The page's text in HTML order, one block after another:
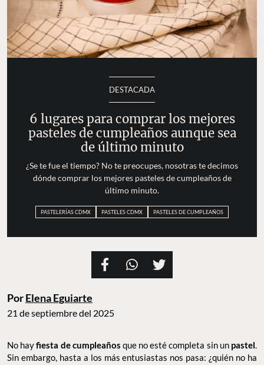
DESTACADA
6 lugares para comprar los mejores
pasteles de cumpleaños aunque sea
de último minuto
¿Se te fue el tiempo? No te preocupes, nosotras te decimos
dónde comprar los mejores pasteles de cumpleaños de
último minuto.
PASTELERÍAS CDMX PASTELES CDMX PASTELES DE CUMPLEAÑOS
PorElena Eguiarte
21 de septiembre del 2025
No hayfiesta de cumpleaños que no esté completa sin un pastel.
Sin embargo, hasta a los más entusiastas nos pasa: ¿quién no ha